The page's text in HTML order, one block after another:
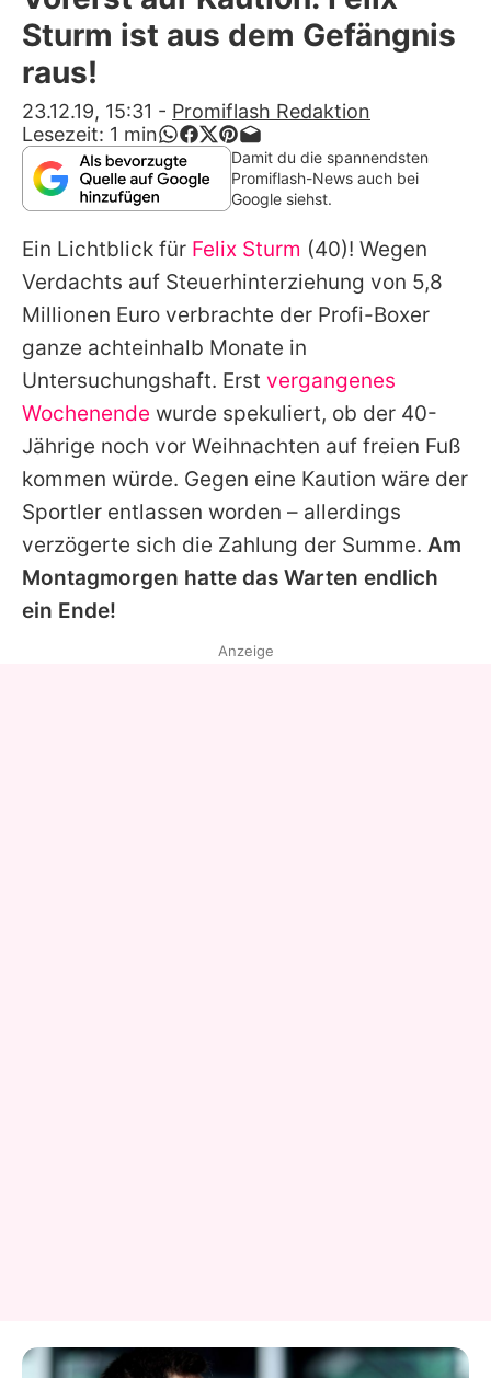
Alle Themen auf Promiflash
App runterladen
Team
Redaktionelle Richtlinien
Impressum
Datenschutzerklärung
Nutzungsbedingungen
Utiq verwalten
Sturm ist aus dem Gefängnis
raus!
23.12.19, 15:31 - Promiflash Redaktion
Lesezeit: 1 min
Damit du die spannendsten
Promiflash-News auch bei
Google siehst.
Ein Lichtblick für Felix Sturm (40)! Wegen
Verdachts auf Steuerhinterziehung von 5,8
Millionen Euro verbrachte der Profi-Boxer
ganze achteinhalb Monate in
Untersuchungshaft. Erst vergangenes
Wochenende wurde spekuliert, ob der 40-
Jährige noch vor Weihnachten auf freien Fuß
kommen würde. Gegen eine Kaution wäre der
Sportler entlassen worden – allerdings
verzögerte sich die Zahlung der Summe. Am
Montagmorgen hatte das Warten endlich
ein Ende!
Anzeige